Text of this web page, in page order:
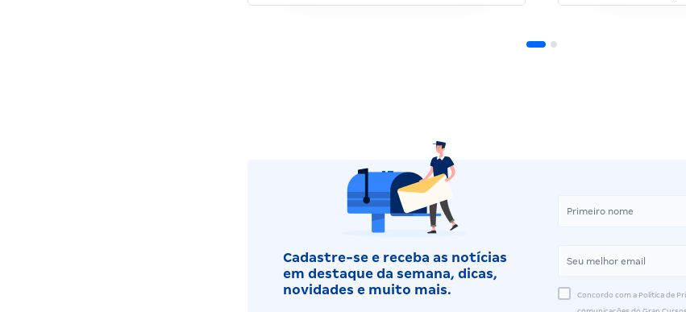
Cadastre-se e receba as notícias
em destaque da semana, dicas,
novidades e muito mais.
Concordo com a Política de